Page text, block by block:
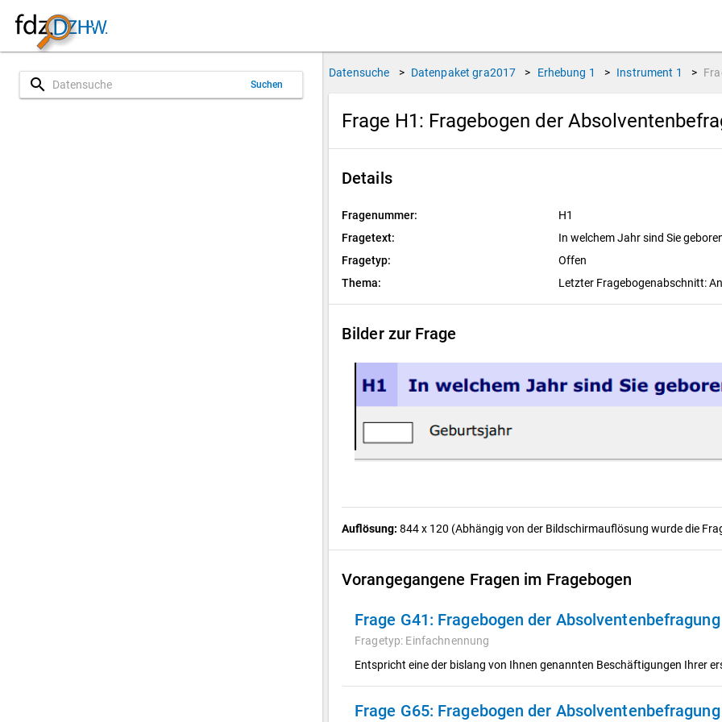
search Suchen
Datensuche > Datenpaket gra2017 > Erhebung 1 > Instrument 1 >
Frage H1: Fragebogen der
Details
Fragenummer:
H1
Fragetext:
In welchem Jahr sind Sie
Fragetyp:
Offen
Thema:
Letzter Fragebogenabschnitt:
Bilder zur Frage
Auflösung: 844 x 120 (Abhängig von der Bildschirmauflösung wurde die
Vorangegangene Fragen im Fragebogen
Frage G41: Fragebogen der
Fragetyp: Einfachnennung
Entspricht eine der bislang von Ihnen genannten Beschäftigungen Ihrer
Frage G65: Fragebogen der